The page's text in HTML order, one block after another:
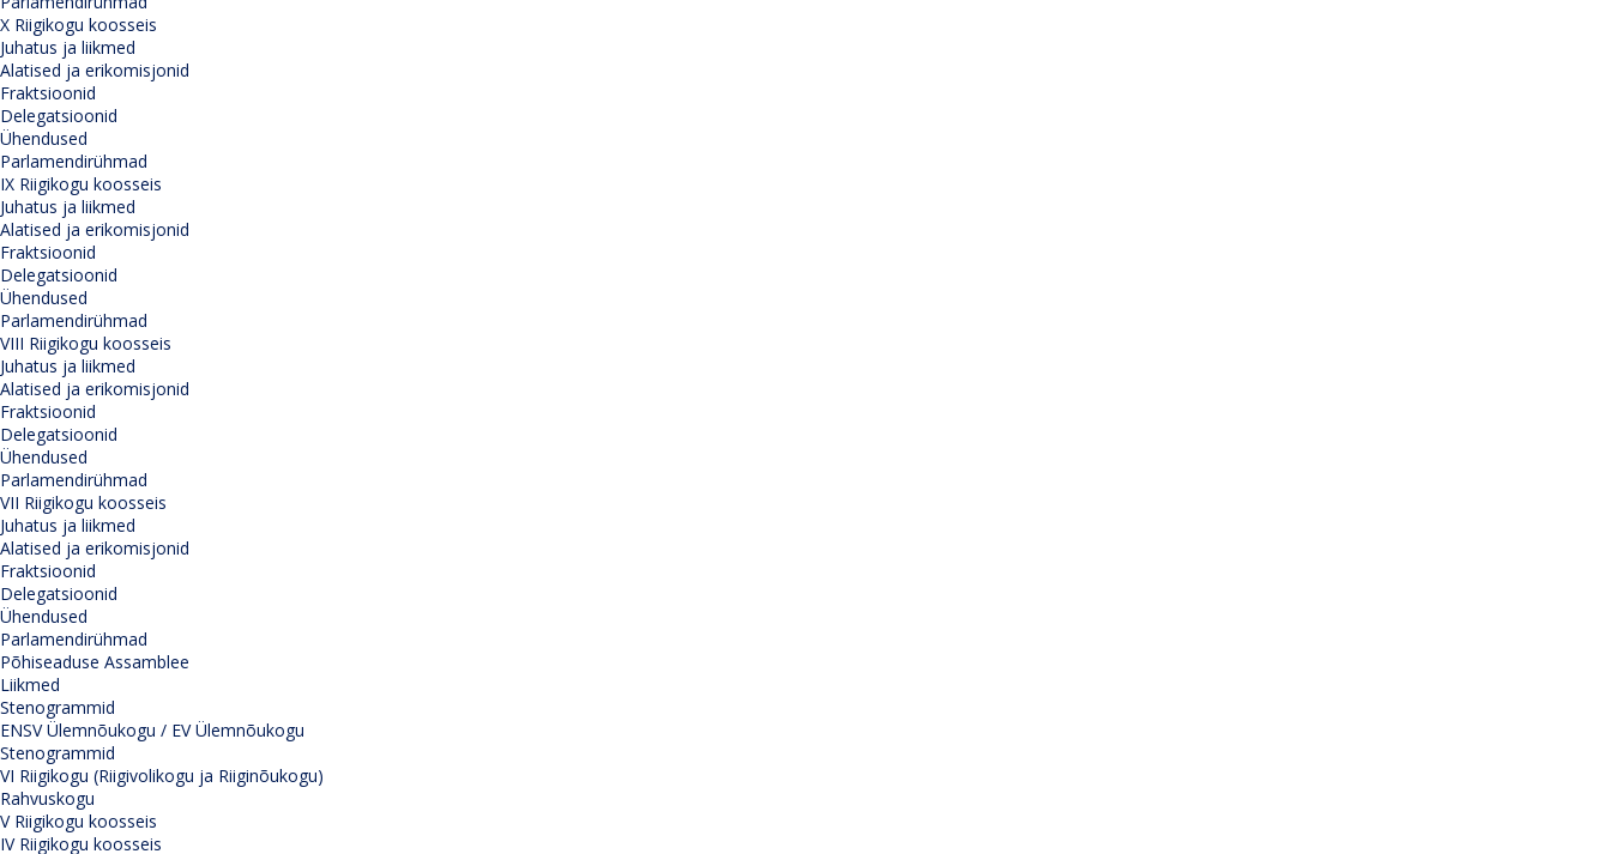
X Riigikogu koosseis
Juhatus ja liikmed
Alatised ja erikomisjonid
Fraktsioonid
Delegatsioonid
Ühendused
Parlamendirühmad
IX Riigikogu koosseis
Juhatus ja liikmed
Alatised ja erikomisjonid
Fraktsioonid
Delegatsioonid
Ühendused
Parlamendirühmad
VIII Riigikogu koosseis
Juhatus ja liikmed
Alatised ja erikomisjonid
Fraktsioonid
Delegatsioonid
Ühendused
Parlamendirühmad
VII Riigikogu koosseis
Juhatus ja liikmed
Alatised ja erikomisjonid
Fraktsioonid
Delegatsioonid
Ühendused
Parlamendirühmad
Põhiseaduse Assamblee
Liikmed
Stenogrammid
ENSV Ülemnõukogu / EV Ülemnõukogu
Stenogrammid
VI Riigikogu (Riigivolikogu ja Riiginõukogu)
Rahvuskogu
V Riigikogu koosseis
IV Riigikogu koosseis